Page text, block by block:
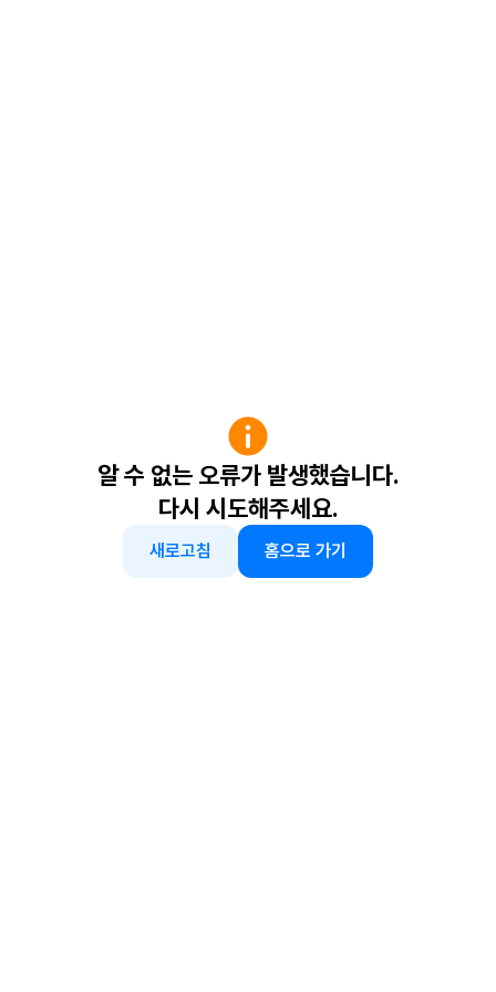
알 수 없는 오류가 발생했습니다.
다시 시도해주세요.
새로고침 홈으로 가기